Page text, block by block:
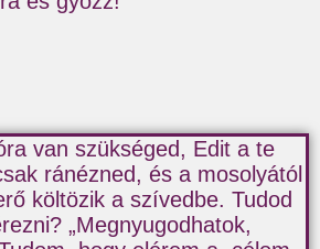
van szükséged, Edit a te
ránézned, és a mosolyától
költözik a szívedbe. Tudod
„Megnyugodhatok,